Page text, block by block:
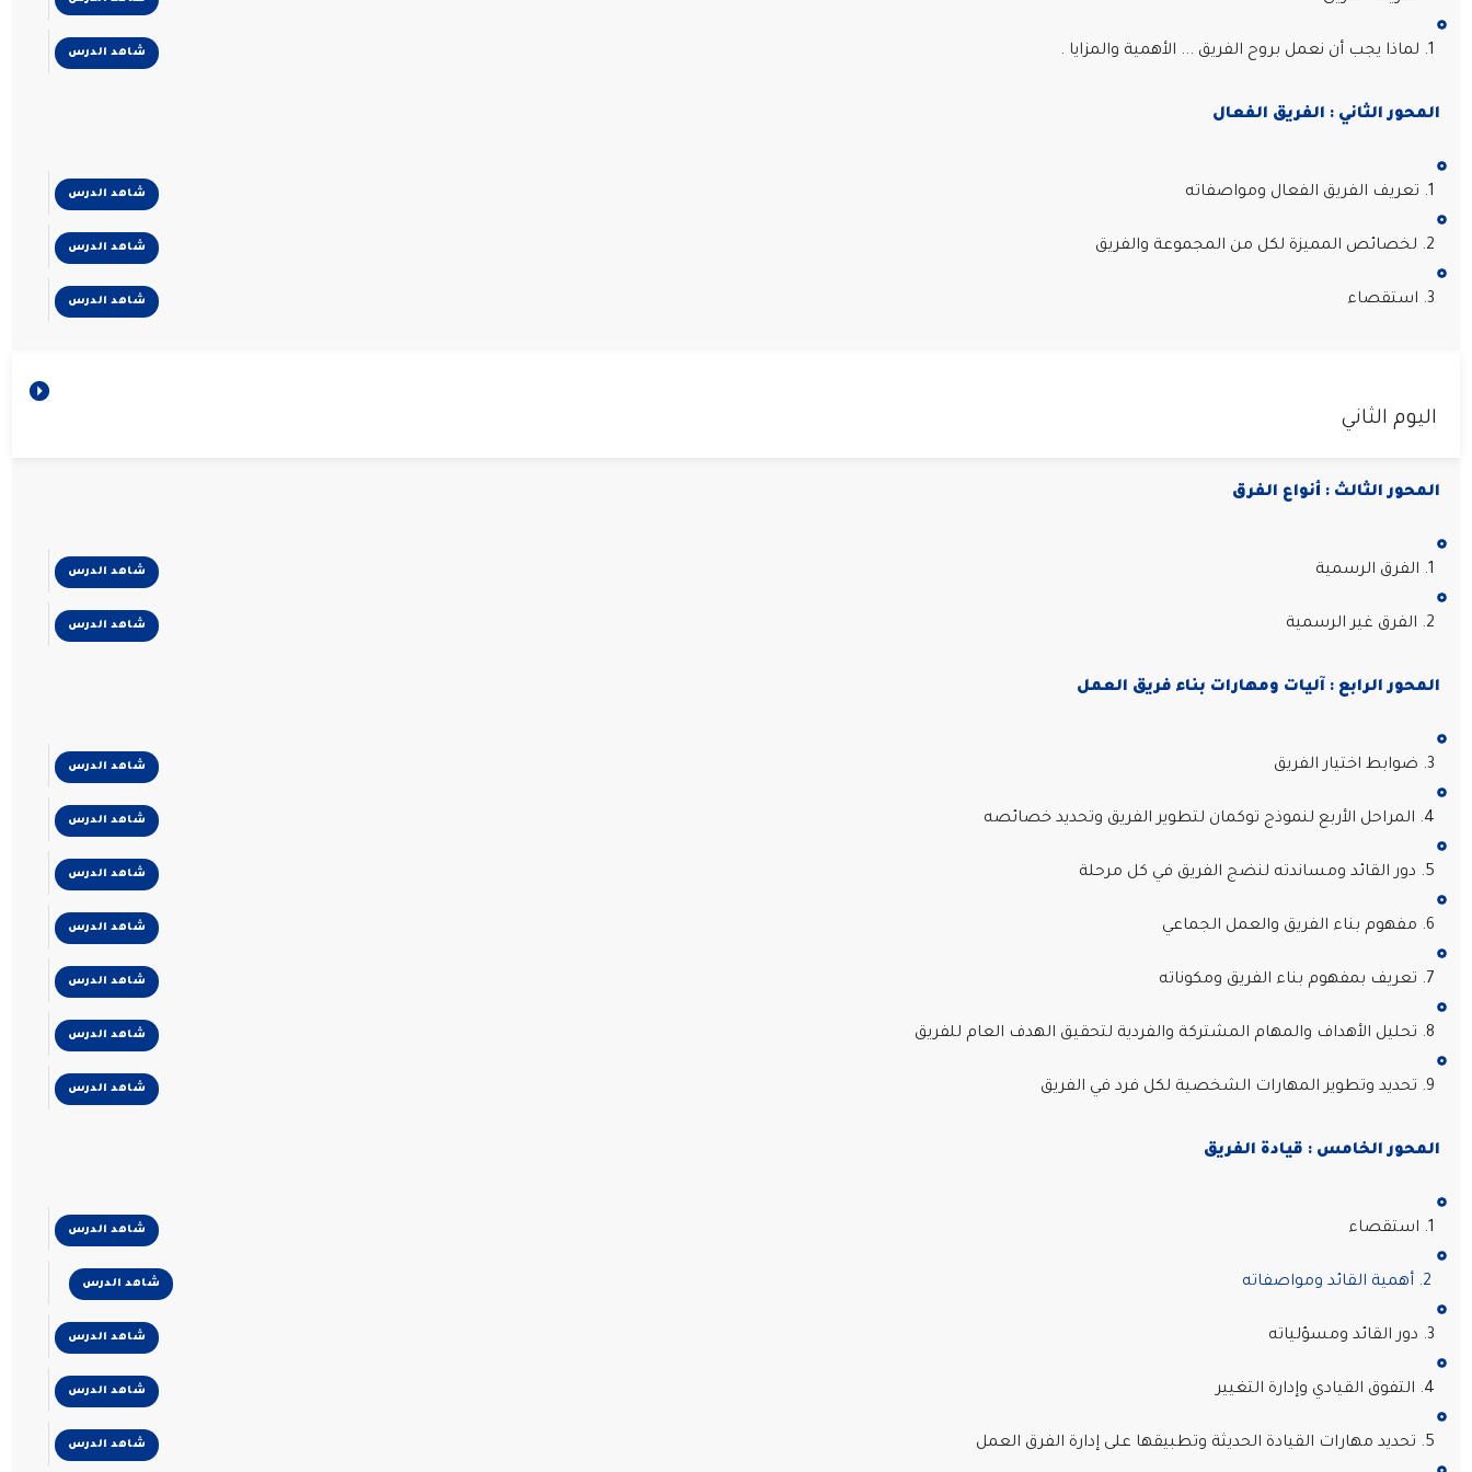
1. لماذا يجب أن نعمل بروح الفريق ... الأهمية والمزايا . شاهد الدرس
المحور الثاني : الفريق الفعال
1. تعريف الفريق الفعال ومواصفاته شاهد الدرس
2. لخصائص المميزة لكل من المجموعة والفريق شاهد الدرس
3. استقصاء شاهد الدرس
اليوم الثاني
المحور الثالث : أنواع الفرق
1. الفرق الرسمية شاهد الدرس
2. الفرق غير الرسمية شاهد الدرس
المحور الرابع : آليات ومهارات بناء فريق العمل
3. ضوابط اختيار الفريق شاهد الدرس
4. المراحل الأربع لنموذج توكمان لتطوير الفريق وتحديد خصائصه شاهد الدرس
5. دور القائد ومساندته لنضج الفريق في كل مرحلة شاهد الدرس
6. مفهوم بناء الفريق والعمل الجماعي شاهد الدرس
7. تعريف بمفهوم بناء الفريق ومكوناته شاهد الدرس
8. تحليل الأهداف والمهام المشتركة والفردية لتحقيق الهدف العام للفريق شاهد الدرس
9. تحديد وتطوير المهارات الشخصية لكل فرد في الفريق شاهد الدرس
المحور الخامس : قيادة الفريق
1. استقصاء شاهد الدرس
2. أهمية القائد ومواصفاته شاهد الدرس
3. دور القائد ومسؤلياته شاهد الدرس
4. التفوق القيادي وإدارة التغيير شاهد الدرس
5. تحديد مهارات القيادة الحديثة وتطبيقها على إدارة الفرق العمل شاهد الدرس